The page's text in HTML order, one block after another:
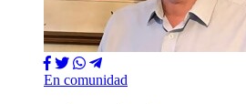
En comunidad